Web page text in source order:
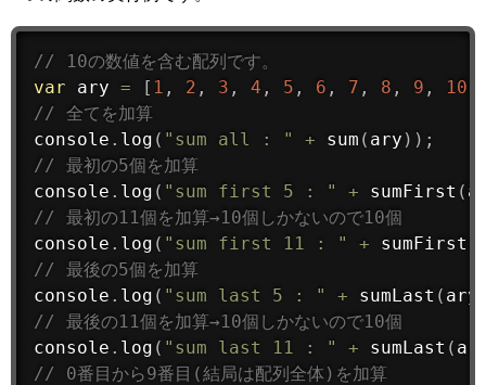
// 10の数値を含む配列です。
var ary = [ 1 , 2 , 3 , 4 , 5 , 6 , 7 , 8 , 9 , 10
// 全てを加算
console . log ( "sum all : " + sum ( ary ) ) ;
// 最初の5個を加算
console . log ( "sum first 5 : " + sumFirst (
// 最初の11個を加算→10個しかないので10個
console . log ( "sum first 11 : " + sumFirst
// 最後の5個を加算
console . log ( "sum last 5 : " + sumLast ( ary
// 最後の11個を加算→10個しかないので10個
console . log ( "sum last 11 : " + sumLast (
// 0番目から9番目(結局は配列全体)を加算